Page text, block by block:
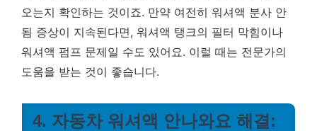
오는지 확인하는 것이죠. 만약 여전히 워셔액 분사 안
됨 증상이 지속된다면, 워셔액 탱크의 필터 막힘이나
워셔액 펌프 문제일 수도 있어요. 이럴 때는 전문가의
도움을 받는 것이 좋습니다.
4. 자동차 워셔액 안나와요 해결: